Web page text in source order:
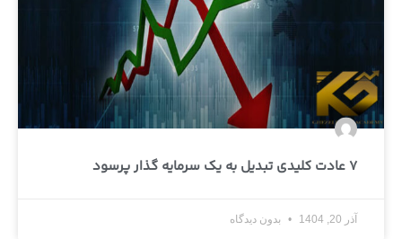
7 عادت کلیدی تبدیل به یک سرمایه گذار پرسود
آذر 20, 1404 بدون دیدگاه